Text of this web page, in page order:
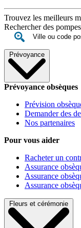
Trouvez les meilleurs
Rechercher des
Prévoyance
Prévoyance obsèques
Prévision
Demander des
Nos partenaires
Pour vous aider
Racheter un
Assurance
Assurance
Assurance
Fleurs et cérémonie